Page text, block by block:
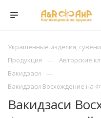
Украшенные изделия,
Продукция
Авторские
Вакидзаси
Вакидзаси Восхождение на
Вакидзаси